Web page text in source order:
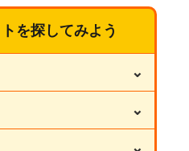
を探してみよう
⌄
⌄
⌄